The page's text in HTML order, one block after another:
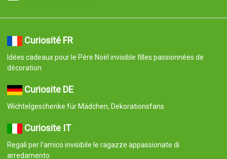
Curiosité FR
Idées cadeaux pour le Père Noël invisible filles passionnées de
décoration
Curiosite DE
Wichtelgeschenke für Mädchen, Dekorationsfans
Curiosite IT
Regali per l'amico invisibile le ragazze appassionate di
arredamento